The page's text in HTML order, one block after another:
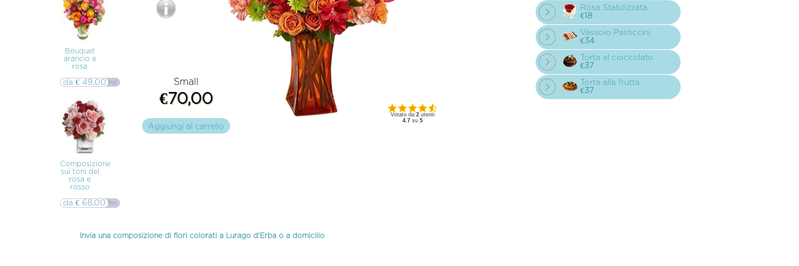
Inverigo
Bouquet
arancio e
rosa
▷▷ Buy
da € 49,00
Composizione
sui toni del
rosa e
rosso
▷▷ Buy
da € 68,00
Small
€70,00
Aggiungi al carrello
Votato da:2utenti
4.7su 5
Rosa Stabilizzata
€18
Vassoio Pasticcini
€34
Torta al cioccolato
€37
Torta alla frutta
€37
Invia una composizione di fiori colorati a Lurago d'Erba o a domicilio